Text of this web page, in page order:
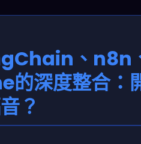
、n8n
的深度整合：
？